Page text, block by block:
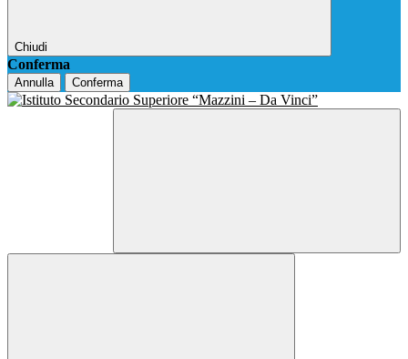
Chiudi
Conferma
Annulla Conferma